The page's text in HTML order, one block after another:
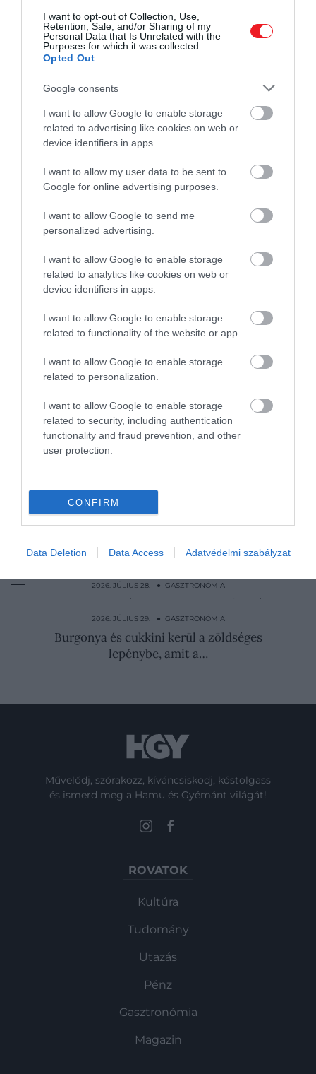
I want to opt-out of Collection, Use,
Retention, Sale, and/or Sharing of my
Personal Data that Is Unrelated with the
Purposes for which it was collected.
Opted Out
Google consents
I want to allow Google to enable storage
related to advertising like cookies on web or
device identifiers in apps.
I want to allow my user data to be sent to
Google for online advertising purposes.
I want to allow Google to send me
personalized advertising.
I want to allow Google to enable storage
related to analytics like cookies on web or
device identifiers in apps.
I want to allow Google to enable storage
related to functionality of the website or app.
I want to allow Google to enable storage
related to personalization.
I want to allow Google to enable storage
related to security, including authentication
functionality and fraud prevention, and other
user protection.
CONFIRM
Data Deletion Data Access Adatvédelmi szabályzat
gyakoribb, mint hinnénk
– teszi hozzáMatt Sloan, a podcast egyik
házigazdája.
5 egyszerű tipp, ha otthon is éttermi
minőségű pizzát készítenél
Éppen ezért Christian azt javasolja, hogy a
pizzás dobozokra kerüljenek rá a
kiolvasztási instrukciók is. Így néhány perc
várakozás – amíg előmelegszik a sütő –
olasz pizzát kapjunk.
Olvasd el ezt is!
Ha így melegítjük, a kihűlt pizza olyan
volna ki
Senkit nem fog meglepni, hol kapjuk a
világ legjobb pizzáját
Horroráron árulja az ananászos pizzát
egy angol étterem, hátha leszoknak róla
a vendégek
Nyitókép:fagyasztott pizza/ Towfiqu ahamed
barbhuiya/Shutterstock.com
2026. JÚLIUS 28. ● GASZTRONÓMIA
Nem a jég a hibás: ezért lesz keserű a házi
jegeskávé
2026. JÚLIUS 29. ● GASZTRONÓMIA
Burgonya és cukkini kerül a zöldséges
lepénybe, amit a…
Művelődj, szórakozz, kíváncsiskodj, kóstolgass
és ismerd meg a Hamu és Gyémánt világát!
ROVATOK
Kultúra
Tudomány
Utazás
Pénz
Gasztronómia
Magazin